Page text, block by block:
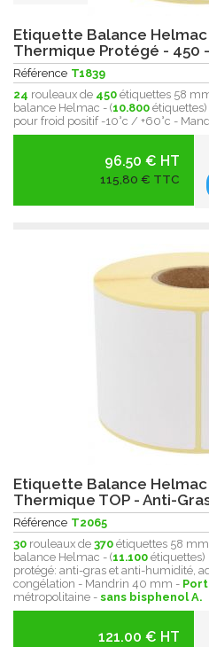
Etiquette Balance Helmac
Thermique Protégé - 450
Référence T1839
24 rouleaux de 450 étiquettes 58
balance Helmac - (10.800
pour froid positif -10°c / +60°c -
96.50 € HT
115,80 € TTC
Etiquette Balance Helmac
Thermique TOP - Anti-
Référence T2065
30 rouleaux de 370 étiquettes 58
balance Helmac - (11.100
protégé: anti-gras et anti-humidité ,
congélation - Mandrin 40 mm -
métropolitaine - sans bisphenol A.
121.00 € HT